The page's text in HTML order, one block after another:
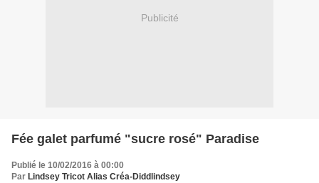
Publicité
Fée galet parfumé "sucre rosé" Paradise
Publié le 10/02/2016 à 00:00
Par Lindsey Tricot Alias Créa-Diddlindsey